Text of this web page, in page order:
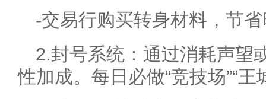
-交易行购买转身材料，节
2.封号系统：通过消耗声望
性加成。每日必做“竞技场”“